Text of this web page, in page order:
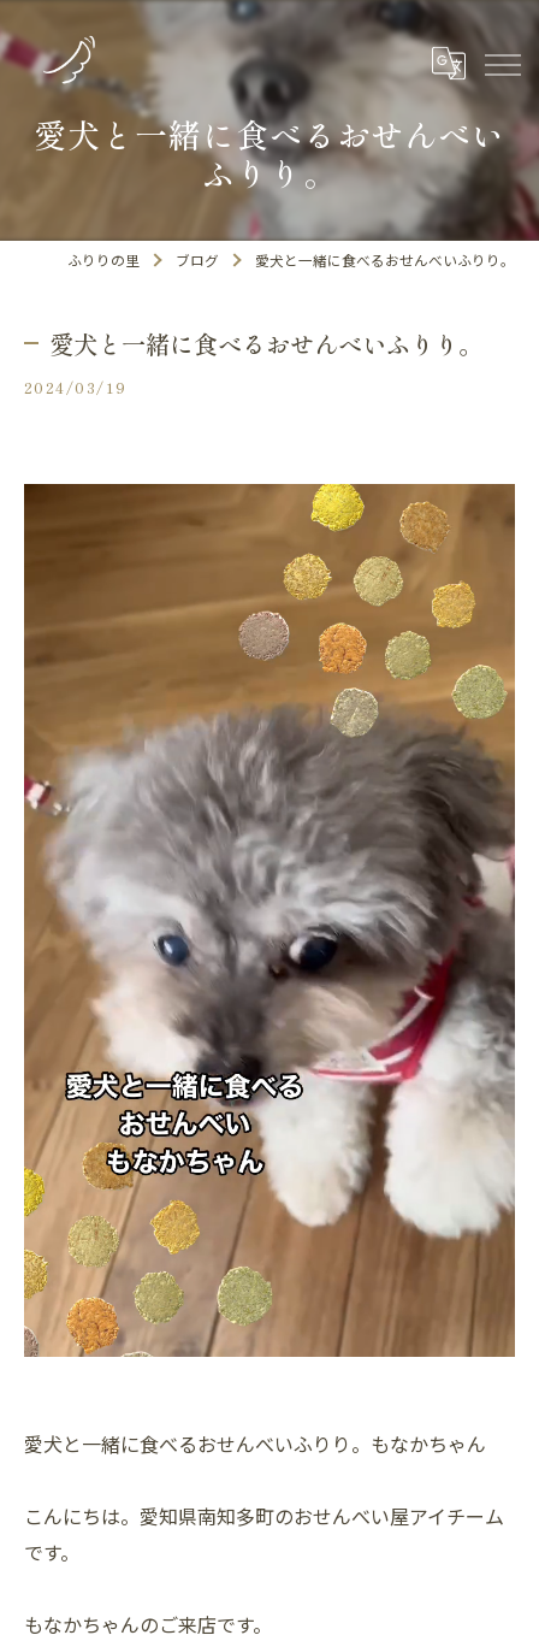
愛犬と一緒に食べるおせんべい
ふりり。
ふりりの里 ブログ 愛犬と一緒に食べるおせんべいふりり。
愛犬と一緒に食べるおせんべいふりり。
2024/03/19
愛犬と一緒に食べるおせんべいふりり。もなかちゃん
こんにちは。愛知県南知多町のおせんべい屋アイチーム
です。
もなかちゃんのご来店です。